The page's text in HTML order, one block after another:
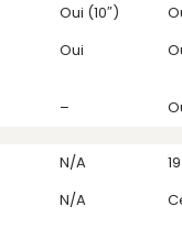
Oui (10″)
Oui
–
N/A
N/A